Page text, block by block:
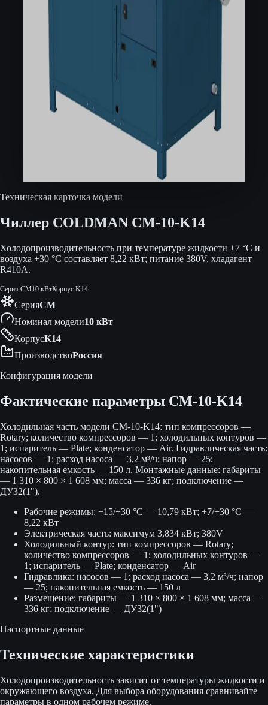
Техническая карточка модели
Чиллер COLDMAN CM-10-K14
Холодопроизводительность при температуре жидкости +7 °C и
воздуха +30 °C составляет 8,22 кВт; питание 380V, хладагент
R410A.
Серия CM10 кВтКорпус K14
СерияCM
Номинал модели10 кВт
КорпусK14
ПроизводствоРоссия
Конфигурация модели
Фактические параметры CM-10-K14
Холодильная часть модели CM-10-K14: тип компрессоров —
Rotary; количество компрессоров — 1; холодильных контуров —
1; испаритель — Plate; конденсатор — Air. Гидравлическая часть:
насосов — 1; расход насоса — 3,2 м³/ч; напор — 25;
накопительная емкость — 150 л. Монтажные данные: габариты
— 1 310 × 800 × 1 608 мм; масса — 336 кг; подключение —
ДУ32(1").
Рабочие режимы: +15/+30 °C — 10,79 кВт; +7/+30 °C —
8,22 кВт
Электрическая часть: максимум 3,834 кВт; 380V
Холодильный контур: тип компрессоров — Rotary;
количество компрессоров — 1; холодильных контуров —
1; испаритель — Plate; конденсатор — Air
Гидравлика: насосов — 1; расход насоса — 3,2 м³/ч; напор
— 25; накопительная емкость — 150 л
Размещение: габариты — 1 310 × 800 × 1 608 мм; масса —
336 кг; подключение — ДУ32(1")
Паспортные данные
Технические характеристики
Холодопроизводительность зависит от температуры жидкости и
окружающего воздуха. Для выбора оборудования сравнивайте
параметры в одном рабочем режиме.